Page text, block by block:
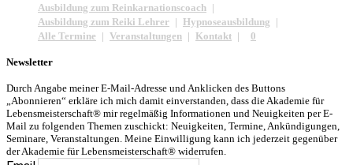
Ausbildung zum Reinkarnationscoach
Ausbildung zum Reiki Lehrer
Hypnoseausbildung
Alle Termine
Veranstaltungen Kontakt 0
Newsletter
Durch Angabe meiner E-Mail-Adresse und Anklicken des Buttons
„Abonnieren“ erkläre ich mich damit einverstanden, dass die Akademie für
Lebensmeisterschaft® mir regelmäßig Informationen und Neuigkeiten per E-
Mail zu folgenden Themen zuschickt: Neuigkeiten, Termine, Ankündigungen,
Seminare, Veranstaltungen. Meine Einwilligung kann ich jederzeit gegenüber
der Akademie für Lebensmeisterschaft® widerrufen.